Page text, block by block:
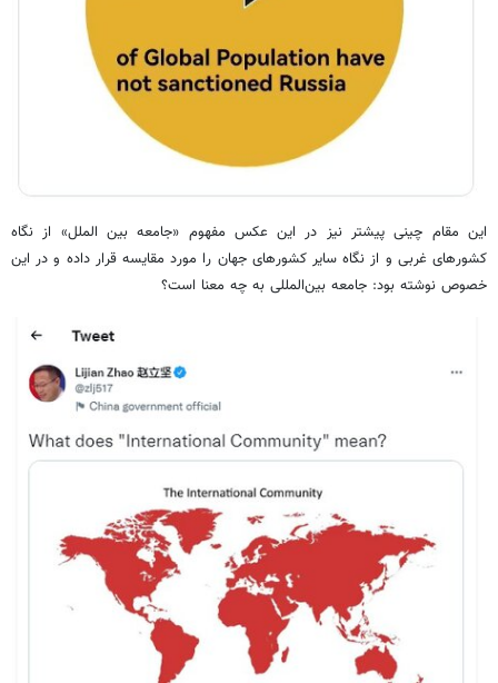
این مقام چینی پیشتر نیز در این عکس مفهوم «جامعه بین‌ الملل» از نگاه
کشورهای غربی و از نگاه سایر کشورهای جهان را مورد مقایسه قرار داده و در این
خصوص نوشته بود: جامعه بین‌المللی به چه معنا است؟